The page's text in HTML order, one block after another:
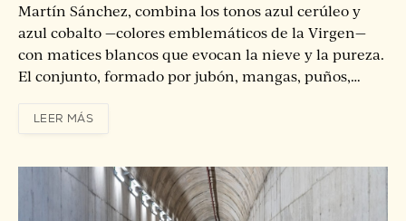
Martín Sánchez, combina los tonos azul cerúleo y
azul cobalto —colores emblemáticos de la Virgen—
con matices blancos que evocan la nieve y la pureza.
El conjunto, formado por jubón, mangas, puños,…
LEER MÁS